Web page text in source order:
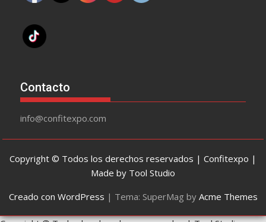
Contacto
info@confitexpo.com
Copyright © Todos los derechos reservados | Confitexpo |
Made by Tool Studio
Creado con WordPress | Tema: SuperMag by Acme Themes